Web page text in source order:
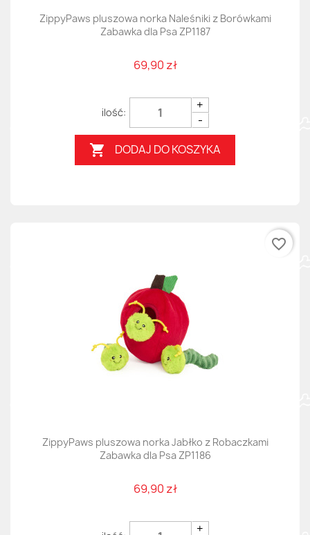
ZippyPaws pluszowa norka Naleśniki z Borówkami
Zabawka dla Psa ZP1187
69,90 zł
+
-
 DODAJ DO KOSZYKA
ZippyPaws pluszowa norka Jabłko z Robaczkami
Zabawka dla Psa ZP1186
69,90 zł
+
favorite_border